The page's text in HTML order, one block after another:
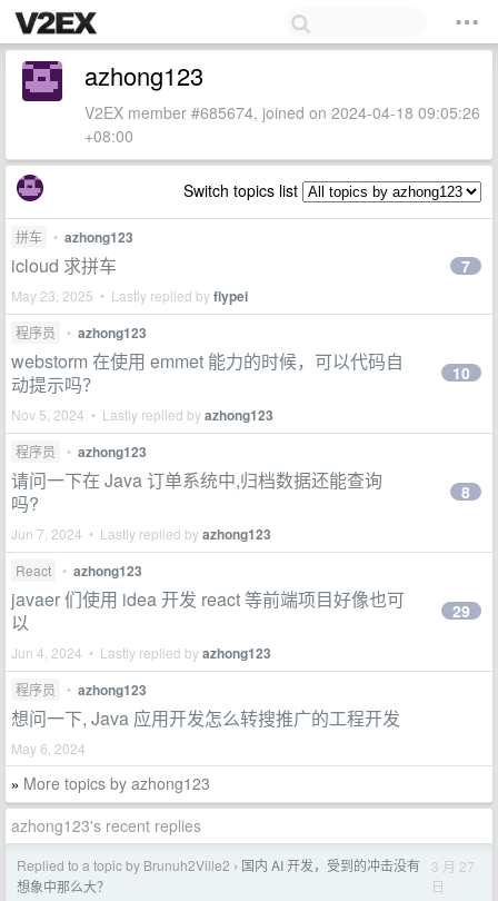
azhong123
V2EX member #685674, joined on 2024-04-18 09:05:26
+08:00
Switch topics list
拼车 • azhong123
icloud 求拼车
May 23, 2025 • Lastly replied byflypei
7
程序员 • azhong123
webstorm 在使用 emmet 能力的时候，可以代码自
动提示吗？
Nov 5, 2024 • Lastly replied byazhong123
10
程序员 • azhong123
请问一下在 Java 订单系统中,归档数据还能查询
吗?
Jun 7, 2024 • Lastly replied byazhong123
8
React • azhong123
javaer 们使用 idea 开发 react 等前端项目好像也可
以
Jun 4, 2024 • Lastly replied byazhong123
29
程序员 • azhong123
想问一下, Java 应用开发怎么转搜推广的工程开发
May 6, 2024
» More topics by azhong123
azhong123's recent replies
Replied to a topic by Brunuh2Ville2 › 国内 AI 开发，受到的冲击没有
想象中那么大？
3 月 27
日